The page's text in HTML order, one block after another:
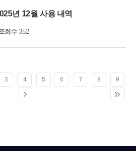
년 12월 사용 내역
회수352
3 4 5 6 7 8 9